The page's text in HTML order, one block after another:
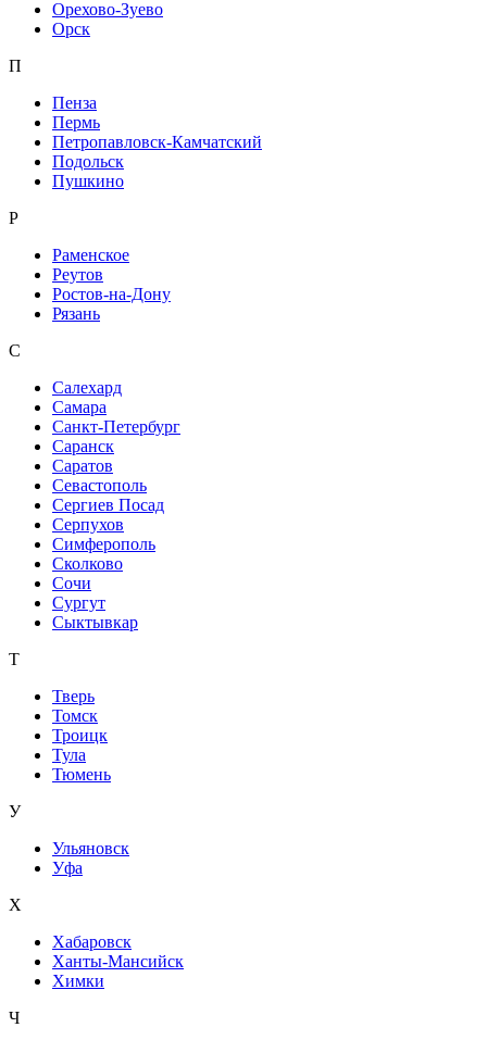
Орехово-Зуево
Орск
П
Пенза
Пермь
Петропавловск-Камчатский
Подольск
Пушкино
Р
Раменское
Реутов
Ростов-на-Дону
Рязань
С
Салехард
Самара
Санкт-Петербург
Саранск
Саратов
Севастополь
Сергиев Посад
Серпухов
Симферополь
Сколково
Сочи
Сургут
Сыктывкар
Т
Тверь
Томск
Троицк
Тула
Тюмень
У
Ульяновск
Уфа
Х
Хабаровск
Ханты-Мансийск
Химки
Ч